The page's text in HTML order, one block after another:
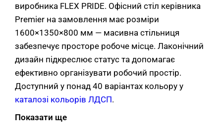
виробника FLEX PRIDE. Офісний стіл керівника
Premier на замовлення має розміри
1600×1350×800 мм — масивна стільниця
забезпечує просторе робоче місце. Лаконічний
дизайн підкреслює статус та допомагає
ефективно організувати робочий простір.
Доступний у понад 40 варіантах кольору у
каталозі кольорів ЛДСП.
Матеріали офісного столу керівника
Показати ще